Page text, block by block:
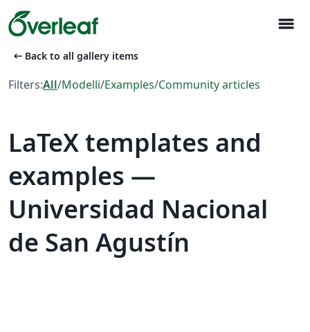
menu
arrow_left_alt Back to all gallery items
Filters:All/Modelli/Examples/Community articles
LaTeX templates and
examples —
Universidad Nacional
de San Agustín